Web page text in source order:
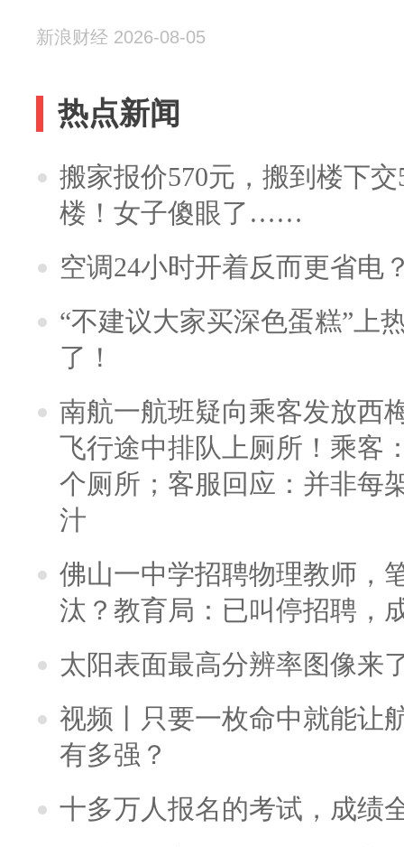
新浪财经 2026-08-05
热点新闻
搬家报价570元，搬到楼下
楼！女子傻眼了……
空调24小时开着反而更省电
“不建议大家买深色蛋糕”上
了！
南航一航班疑向乘客发放西
飞行途中排队上厕所！乘客
个厕所；客服回应：并非每
汁
佛山一中学招聘物理教师，
汰？教育局：已叫停招聘，
太阳表面最高分辨率图像来
视频丨只要一枚命中就能让
有多强？
十多万人报名的考试，成绩